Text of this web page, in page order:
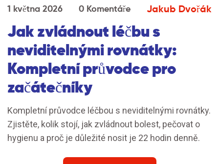
1 května 2026 0 Komentáře Jakub Dvořák
Jak zvládnout léčbu s
neviditelnými rovnátky:
Kompletní průvodce pro
začátečníky
Kompletní průvodce léčbou s neviditelnými rovnátky.
Zjistěte, kolik stojí, jak zvládnout bolest, pečovat o
hygienu a proč je důležité nosit je 22 hodin denně.